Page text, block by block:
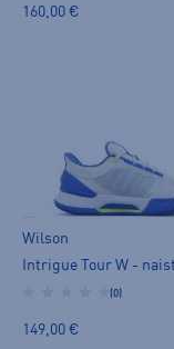
160,00 €
Wilson
(0)
149,00 €